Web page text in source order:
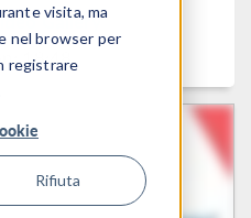
visita, ma
nel browser per
registrare
Rifiuta
Gallery
18:48